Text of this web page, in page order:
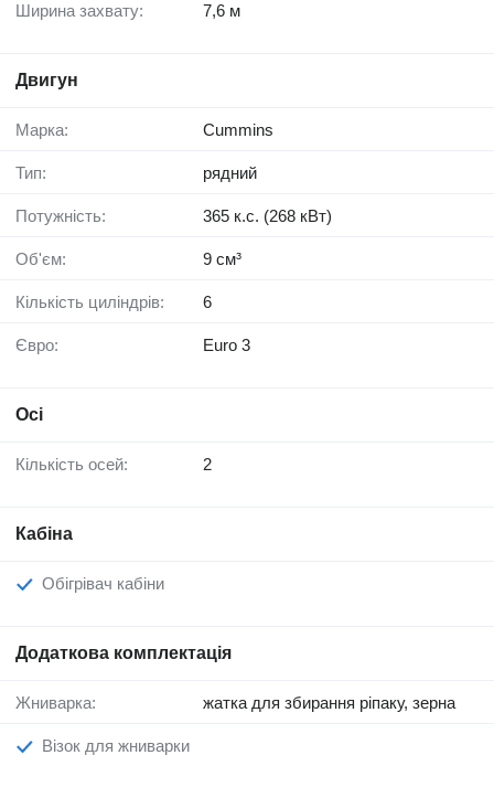
Ширина захвату: 7,6 м
Двигун
Марка: Cummins
Тип: рядний
Потужність: 365 к.с. (268 кВт)
Об'єм: 9 см³
Кількість циліндрів: 6
Євро: Euro 3
Осі
Кількість осей: 2
Кабіна
Обігрівач кабіни
Додаткова комплектація
Жниварка: жатка для збирання ріпаку, зерна
Візок для жниварки